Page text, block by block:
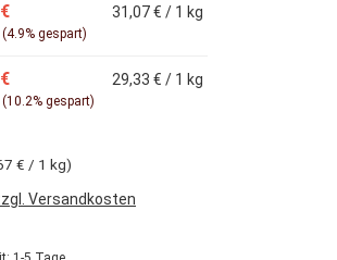
(4.9% gespart)
31,07 € / 1 kg
(10.2% gespart)
29,33 € / 1 kg
€ / 1 kg)
Versandkosten